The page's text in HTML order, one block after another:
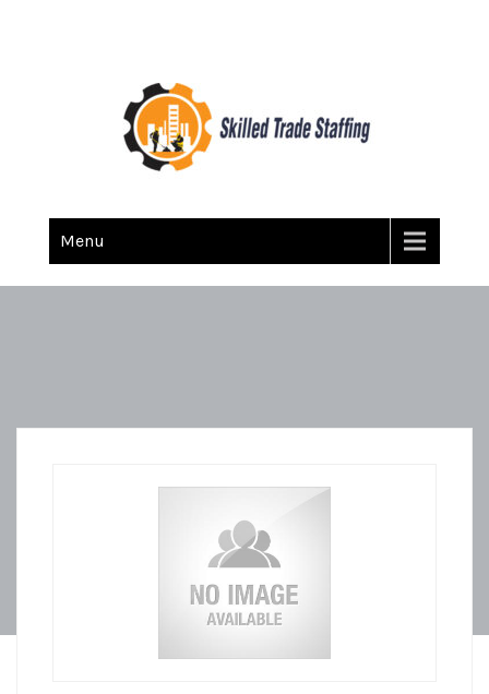
Skilled Trade Staffing
Menu